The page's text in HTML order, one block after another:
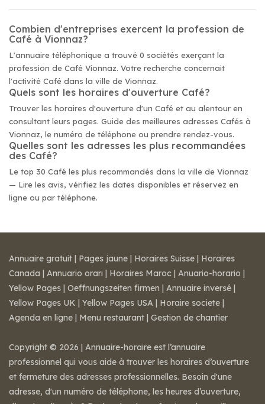
Combien d'entreprises exercent la profession de
Café à Vionnaz?
L'annuaire téléphonique a trouvé 0 sociétés exerçant la
profession de Café Vionnaz. Votre recherche concernait
l'activité Café dans la ville de Vionnaz.
Quels sont les horaires d'ouverture Café?
Trouver les horaires d'ouverture d'un Café et au alentour en
consultant leurs pages. Guide des meilleures adresses Cafés à
Vionnaz, le numéro de téléphone ou prendre rendez-vous.
Quelles sont les adresses les plus recommandées
des Café?
Le top 30 Café les plus recommandés dans la ville de Vionnaz
— Lire les avis, vérifiez les dates disponibles et réservez en
ligne ou par téléphone.
Annuaire gratuit | Pages jaune | Horaires Suisse | Horaires
Canada | Annuario orari | Horaires Maroc | Anuario-horario |
Yellow Pages | Oeffnungszeiten firmen | Annuaire inversé |
Yellow Pages UK | Yellow Pages USA | Horaire societe |
Agenda en ligne | Menu restaurant | Gestion de chantier
Copyright © 2026 | Annuaire-horaire est l’annuaire
professionnel qui vous aide à trouver les horaires d’ouverture
et fermeture des adresses professionnelles. Besoin d'une
adresse, d'un numéro de téléphone, les heures d’ouverture,